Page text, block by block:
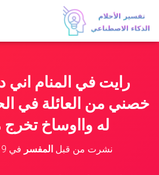
رايت في المنام
خصني من العائلة في
له وااوساخ تخرج
نشرت من قبلالمفسر في 19